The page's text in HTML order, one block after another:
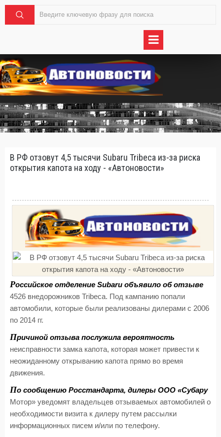
В РФ отзовут 4,5 тысячи Subaru Tribeca из-за риска
открытия капота на ходу - «Автоновости»
Российское отделение Subaru объявило об отзыве
4526 внедорожников Tribeca. Под кампанию попали
автомобили, которые были реализованы дилерами с 2006
по 2014 гг.
Причиной отзыва послужила вероятность
неисправности замка капота, которая может привести к
неожиданному открыванию капота прямо во время
движения.
По сообщению Росстандарта, дилеры ООО «Субару
Мотор» уведомят владельцев отзываемых автомобилей о
необходимости визита к дилеру путем рассылки
информационных писем и/или по телефону.